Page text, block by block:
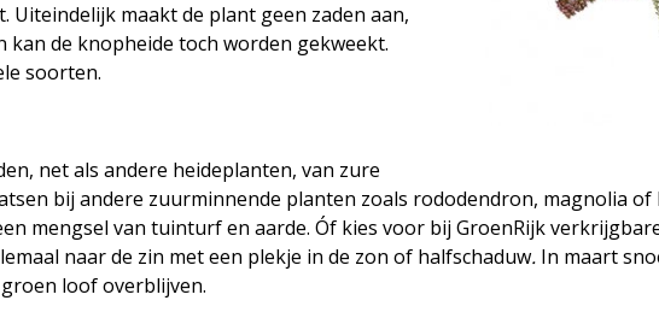
Uiteindelijk maakt de plant geen zaden aan,
kan de knopheide toch worden gekweekt.
soorten.
net als andere heideplanten, van zure
bij andere zuurminnende planten zoals rododendron, magnolia
mengsel van tuinturf en aarde. Óf kies voor bij GroenRijk
naar de zin met een plekje in de zon of halfschaduw. In maart
loof overblijven.